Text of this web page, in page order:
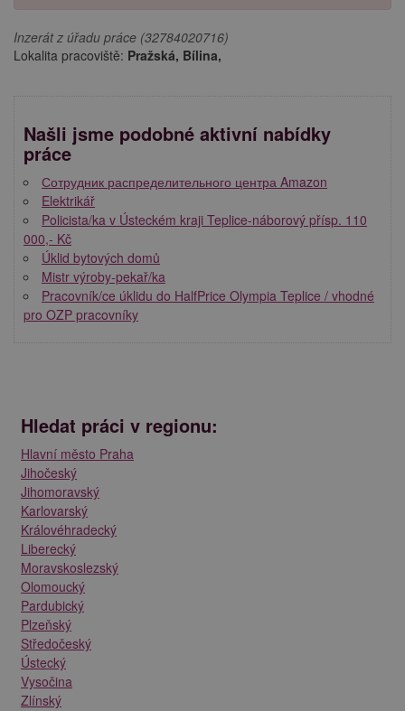
Inzerát z úřadu práce (32784020716)
Lokalita pracoviště: Pražská, Bílina,
Našli jsme podobné aktivní nabídky
práce
Сотрудник распределительного центра Amazon
Elektrikář
Policista/ka v Ústeckém kraji Teplice-náborový přísp. 110
000,- Kč
Úklid bytových domů
Mistr výroby-pekař/ka
Pracovník/ce úklidu do HalfPrice Olympia Teplice / vhodné
pro OZP pracovníky
Hledat práci v regionu:
Hlavní město Praha
Jihočeský
Jihomoravský
Karlovarský
Královéhradecký
Liberecký
Moravskoslezský
Olomoucký
Pardubický
Plzeňský
Středočeský
Ústecký
Vysočina
Zlínský